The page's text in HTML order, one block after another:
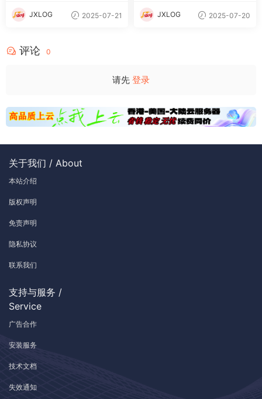
JXLOG 2025-07-21 JXLOG 2025-07-20
评论 0
请先 登录
关于我们 / About
本站介绍
版权声明
免责声明
隐私协议
联系我们
支持与服务 /
Service
广告合作
安装服务
技术文档
失效通知